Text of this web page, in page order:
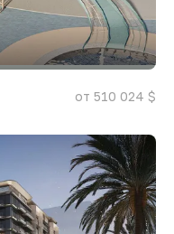
от 510 024 $